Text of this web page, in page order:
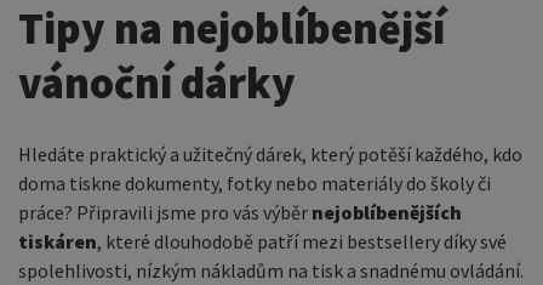
Tipy na nejoblíbenější
vánoční dárky
Hledáte praktický a užitečný dárek, který potěší každého, kdo
doma tiskne dokumenty, fotky nebo materiály do školy či
práce? Připravili jsme pro vás výběr nejoblíbenějších
tiskáren, které dlouhodobě patří mezi bestsellery díky své
spolehlivosti, nízkým nákladům na tisk a snadnému ovládání.